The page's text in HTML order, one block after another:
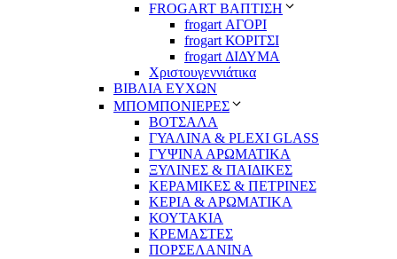
FROGART ΒΑΠΤΙΣΗ
frogart ΑΓΟΡΙ
frogart ΚΟΡΙΤΣΙ
frogart ΔΙΔΥΜΑ
Χριστουγεννιάτικα
ΒΙΒΛΙΑ ΕΥΧΩΝ
ΜΠΟΜΠΟΝΙΕΡΕΣ
ΒΟΤΣΑΛΑ
ΓΥΑΛΙΝΑ & PLEXI GLASS
ΓΥΨΙΝΑ ΑΡΩΜΑΤΙΚΑ
ΞΥΛΙΝΕΣ & ΠΑΙΔΙΚΕΣ
ΚΕΡΑΜΙΚΕΣ & ΠΕΤΡΙΝΕΣ
ΚΕΡΙΑ & ΑΡΩΜΑΤΙΚΑ
ΚΟΥΤΑΚΙΑ
ΚΡΕΜΑΣΤΕΣ
ΠΟΡΣΕΛΑΝΙΝΑ